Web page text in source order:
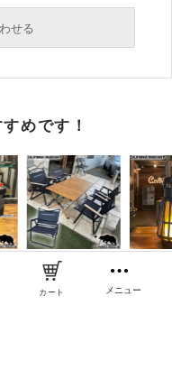
せる
めです！
カート メニュー